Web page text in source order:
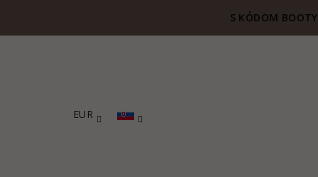
S KÓDOM
EUR